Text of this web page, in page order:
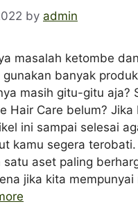
by admin
masalah ketombe
gunakan banyak
masih gitu-gitu aja?
Hair Care belum? Jika
ini sampai selesai
kamu segera
satu aset paling
jika kita mempunyai